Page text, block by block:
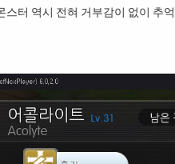
스터 역시 전혀 거부감이 없이 추